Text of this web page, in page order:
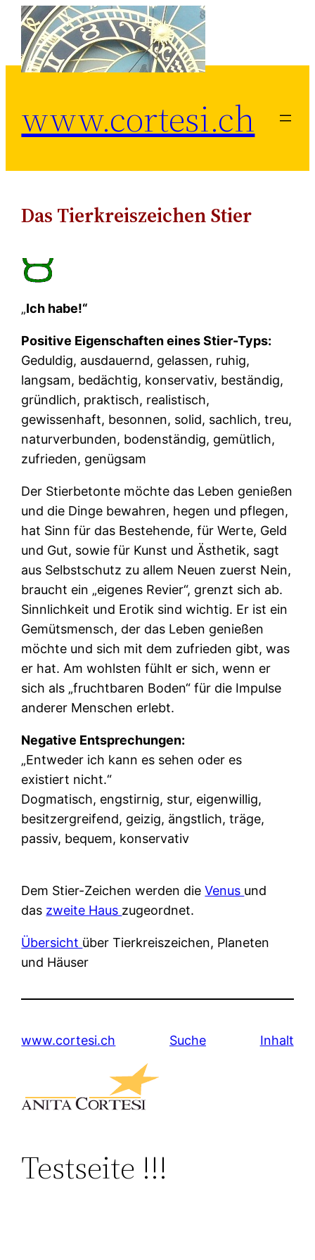
Zum
Inhalt
springen
www.cortesi.ch
Das Tierkreiszeichen Stier
„Ich habe!“
Positive Eigenschaften eines Stier-Typs:
Geduldig, ausdauernd, gelassen, ruhig,
langsam, bedächtig, konservativ, beständig,
gründlich, praktisch, realistisch,
gewissenhaft, besonnen, solid, sachlich, treu,
naturverbunden, bodenständig, gemütlich,
zufrieden, genügsam
Der Stierbetonte möchte das Leben genießen
und die Dinge bewahren, hegen und pflegen,
hat Sinn für das Bestehende, für Werte, Geld
und Gut, sowie für Kunst und Ästhetik, sagt
aus Selbstschutz zu allem Neuen zuerst Nein,
braucht ein „eigenes Revier“, grenzt sich ab.
Sinnlichkeit und Erotik sind wichtig. Er ist ein
Gemütsmensch, der das Leben genießen
möchte und sich mit dem zufrieden gibt, was
er hat. Am wohlsten fühlt er sich, wenn er
sich als „fruchtbaren Boden“ für die Impulse
anderer Menschen erlebt.
Negative Entsprechungen:
„Entweder ich kann es sehen oder es
existiert nicht.“
Dogmatisch, engstirnig, stur, eigenwillig,
besitzergreifend, geizig, ängstlich, träge,
passiv, bequem, konservativ
Dem Stier-Zeichen werden dieVenus und
das zweite Haus zugeordnet.
Übersicht über Tierkreiszeichen, Planeten
und Häuser
www.cortesi.ch Suche Inhalt
Testseite !!!